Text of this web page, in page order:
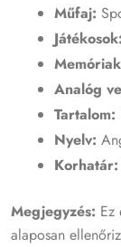
Műfaj:
Játékosok:
Analóg
Tartalom:
Nyelv:
Korhatár:
Megjegyzés: Ez
alaposan